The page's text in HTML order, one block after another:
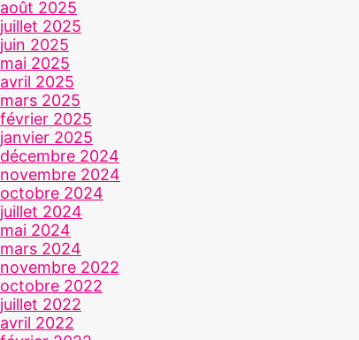
août 2025
juillet 2025
juin 2025
mai 2025
avril 2025
mars 2025
février 2025
janvier 2025
décembre 2024
novembre 2024
octobre 2024
juillet 2024
mai 2024
mars 2024
novembre 2022
octobre 2022
juillet 2022
avril 2022